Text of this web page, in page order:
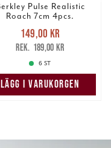
Pulse Realistic
Roach 7cm 4pcs.
Nuvarande pris
149,00 krTidigare pris
189,00 kr
149,00 kr
189,00 kr
6 ST
LÄGG I VARUKORGEN